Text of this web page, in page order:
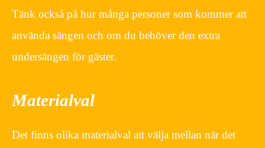
Tänk också på hur många personer som kommer att
använda sängen och om du behöver den extra
undersängen för gäster.
Materialval
Det finns olika materialval att välja mellan när det